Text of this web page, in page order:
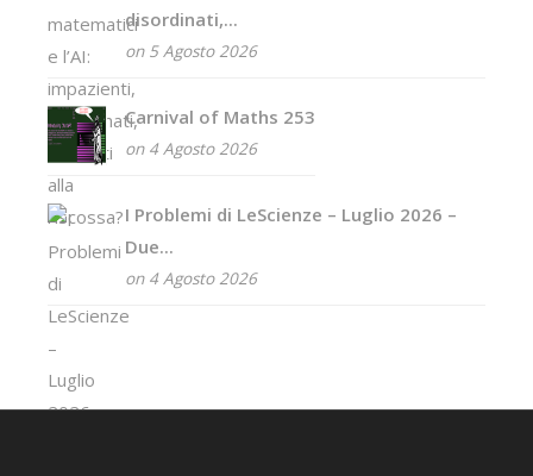
disordinati,...
on 5 Agosto 2026
Carnival of Maths 253
on 4 Agosto 2026
I Problemi di LeScienze – Luglio 2026 –
Due...
on 4 Agosto 2026